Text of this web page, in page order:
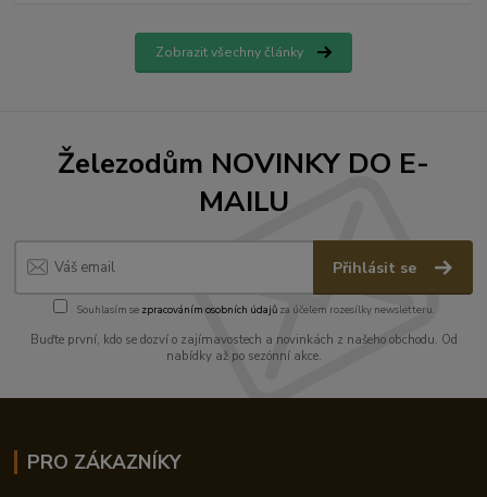
Zobrazit všechny články
Železodům NOVINKY DO E-
MAILU
Přihlásit se
Souhlasím se zpracováním osobních údajůza účelem rozesílky newsletteru.
Buďte první, kdo se dozví o zajímavostech a novinkách z našeho obchodu. Od
nabídky až po sezónní akce.
PRO ZÁKAZNÍKY